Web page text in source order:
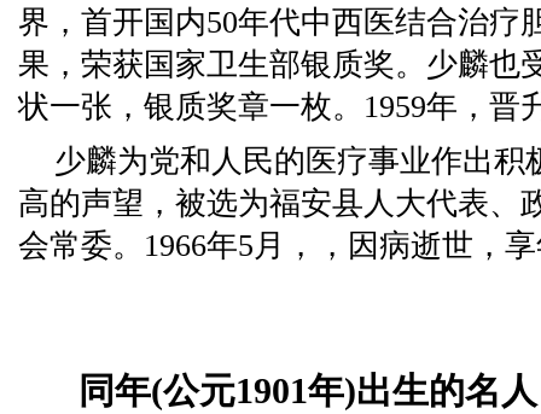
界，首开国内50年代中西医结合治疗
果，荣获国家卫生部银质奖。少麟也
状一张，银质奖章一枚。1959年，晋
少麟为党和人民的医疗事业作出积
高的声望，被选为福安县人大代表、
会常委。1966年5月，，因病逝世，
同年(公元1901年)出生的名